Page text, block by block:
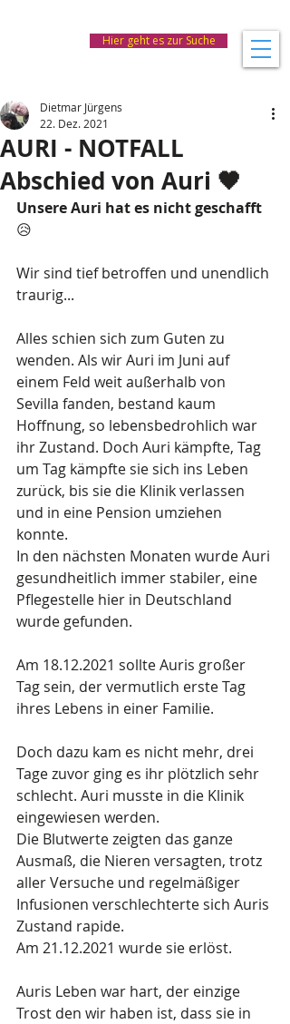
Hier geht es zur Suche
AURI - NOTFALL
Abschied von Auri 🖤
Dietmar Jürgens
22. Dez. 2021
Unsere Auri hat es nicht geschafft
😥
Wir sind tief betroffen und unendlich
traurig...
Alles schien sich zum Guten zu
wenden. Als wir Auri im Juni auf
einem Feld weit außerhalb von
Sevilla fanden, bestand kaum
Hoffnung, so lebensbedrohlich war
ihr Zustand. Doch Auri kämpfte, Tag
um Tag kämpfte sie sich ins Leben
zurück, bis sie die Klinik verlassen
und in eine Pension umziehen
konnte.
In den nächsten Monaten wurde Auri
gesundheitlich immer stabiler, eine
Pflegestelle hier in Deutschland
wurde gefunden.
Am 18.12.2021 sollte Auris großer
Tag sein, der vermutlich erste Tag
ihres Lebens in einer Familie.
Doch dazu kam es nicht mehr, drei
Tage zuvor ging es ihr plötzlich sehr
schlecht. Auri musste in die Klinik
eingewiesen werden.
Die Blutwerte zeigten das ganze
Ausmaß, die Nieren versagten, trotz
aller Versuche und regelmäßiger
Infusionen verschlechterte sich Auris
Zustand rapide.
Am 21.12.2021 wurde sie erlöst.
Auris Leben war hart, der einzige
Trost den wir haben ist, dass sie in